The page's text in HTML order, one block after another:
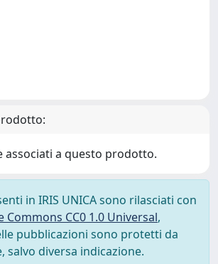
associati a questo prodotto.
in IRIS UNICA sono rilasciati con
Commons CC0 1.0 Universal,
pubblicazioni sono protetti da
salvo diversa indicazione.